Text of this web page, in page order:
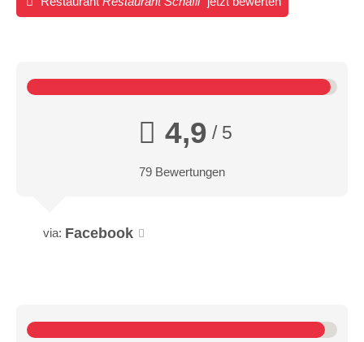
4,9 / 5
79 Bewertungen
via: Facebook